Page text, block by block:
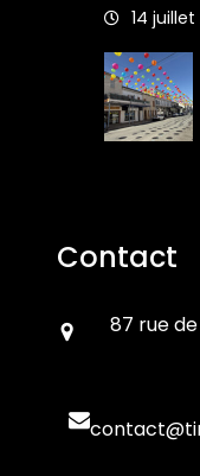
14
Contact
87 rue de